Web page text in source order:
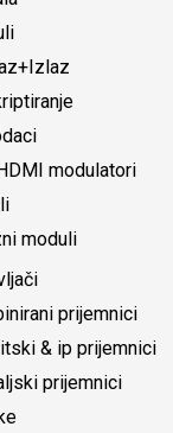
modulatori
moduli
prijemnici
& ip prijemnici
prijemnici